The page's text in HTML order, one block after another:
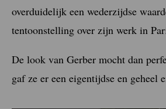
overduidelijk een wederzijdse
tentoonstelling over zijn werk in
De look van Gerber mocht dan
gaf ze er een eigentijdse en geheel